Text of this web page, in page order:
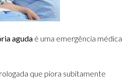
aguda é uma emergência médica
que piora subitamente